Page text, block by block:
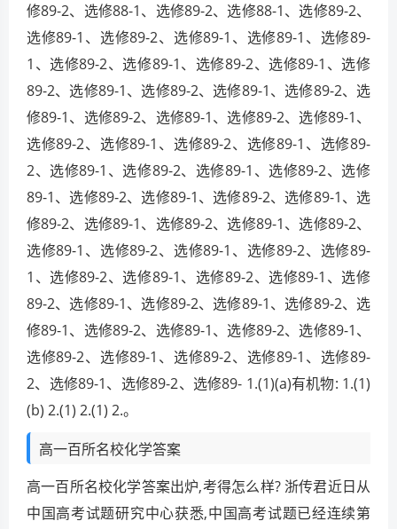
修89-2、选修88-1、选修89-2、选修88-1、选修89-2、
选修89-1、选修89-2、选修89-1、选修89-1、选修89-
1、选修89-2、选修89-1、选修89-2、选修89-1、选修
89-2、选修89-1、选修89-2、选修89-1、选修89-2、选
修89-1、选修89-2、选修89-1、选修89-2、选修89-1、
选修89-2、选修89-1、选修89-2、选修89-1、选修89-
2、选修89-1、选修89-2、选修89-1、选修89-2、选修
89-1、选修89-2、选修89-1、选修89-2、选修89-1、选
修89-2、选修89-1、选修89-2、选修89-1、选修89-2、
选修89-1、选修89-2、选修89-1、选修89-2、选修89-
1、选修89-2、选修89-1、选修89-2、选修89-1、选修
89-2、选修89-1、选修89-2、选修89-1、选修89-2、选
修89-1、选修89-2、选修89-1、选修89-2、选修89-1、
选修89-2、选修89-1、选修89-2、选修89-1、选修89-
2、选修89-1、选修89-2、选修89- 1.(1)(a)有机物: 1.(1)
(b) 2.(1) 2.(1) 2.。
高一百所名校化学答案
高一百所名校化学答案出炉,考得怎么样? 浙传君近日从
中国高考试题研究中心获悉,中国高考试题已经连续第